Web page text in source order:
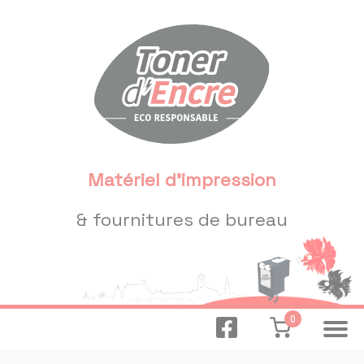
Matériel d'impression
& fournitures de bureau
0